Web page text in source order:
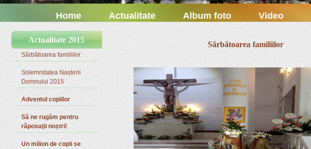
Home Actualitate Album foto Video
Actualitate 2015
Sărbătoarea familiilor.
Solemnitatea Nașterii
Domnului 2015
Adventul copiilor
Să ne rugăm pentru
răposaţii noștri!
Un milion de copii se
Sărbătoarea familiilor